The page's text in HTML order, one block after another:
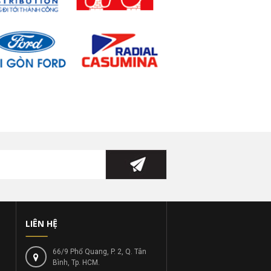
LIÊN HỆ
66/9 Phổ Quang, P. 2, Q. Tân
Bình, Tp. HCM.